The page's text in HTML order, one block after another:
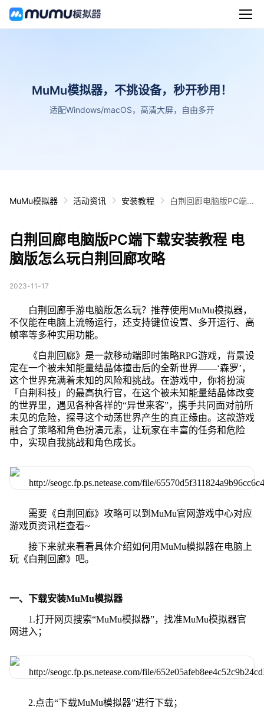
MuMu模拟器，不挑设备，秒开秒用！
适配Windows/macOS，高清大屏，自由多开
MuMu模拟器 活动资讯 安装教程
白荆回廊电脑版PC端
白荆回廊电脑版PC端下载安装教程 电
脑版怎么玩白荆回廊攻略
2023-11-17
白荆回廊手游电脑版怎么玩？推荐使用MuMu模拟器，
不仅能在电脑上流畅运行，还支持键位设置、多开运行、高
帧率等多种实用功能。
《白荆回廊》是一款移动端即时策略RPG游戏，背景设
定在一个被未知能量结晶体撞击后的全新世界——‘森罗’，
这个世界充满着未知的风险和挑战。在游戏中，你将扮演
「白荆科技」的最高执行官，在这个被未知能量结晶体改变
的世界里，遇见各种各样的“异世来客”，携手共同面对前所
未见的危险，探寻这个动荡世界产生的真正缘由。这款游戏
融合了策略和角色扮演元素，让玩家在丰富的任务和危险
中，实现自我挑战和角色成长。
需要《白荆回廊》攻略可以到MuMu官网游戏中心对应
游戏页资讯栏查看~
接下来就来看看具体介绍如何用MuMu模拟器在电脑上
玩《白荆回廊》吧。
一、下载安装MuMu模拟器
1.打开网页搜索“MuMu模拟器”，找准MuMu模拟器官
网进入；
2.点击“下载MuMu模拟器”进行下载；